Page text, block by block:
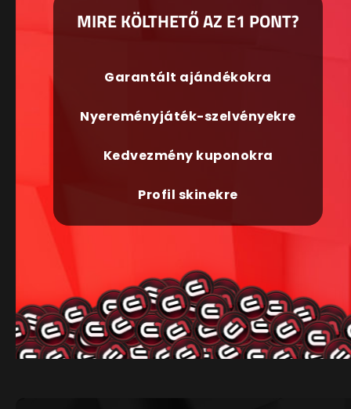
MIRE KÖLTHETŐ AZ E1 PONT?
Garantált ajándékokra
Nyereményjáték-szelvényekre
Kedvezmény kuponokra
Profil skinekre